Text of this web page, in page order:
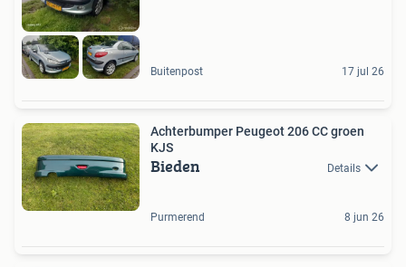
Buitenpost 17 jul 26
Achterbumper Peugeot 206 CC groen
KJS
Bieden Details
Purmerend 8 jun 26